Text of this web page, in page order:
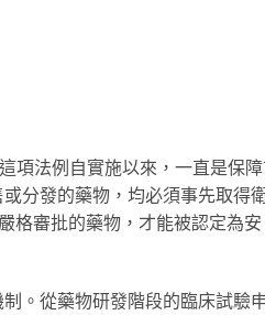
項法例自實施以來，一直是保
分發的藥物，均必須事先取得
格審批的藥物，才能被認定為安
。從藥物研發階段的臨床試驗